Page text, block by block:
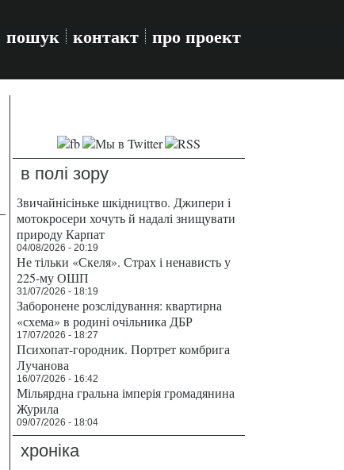
пошук контакт про проект
в полі зору
Звичайнісіньке шкідництво. Джипери і
мотокросери хочуть й надалі знищувати
природу Карпат
04/08/2026 - 20:19
Не тільки «Скеля». Страх і ненависть у
225-му ОШП
31/07/2026 - 18:19
Заборонене розслідування: квартирна
«схема» в родині очільника ДБР
17/07/2026 - 18:27
Психопат-городник. Портрет комбрига
Лучанова
16/07/2026 - 16:42
Мільярдна гральна імперія громадянина
Журила
09/07/2026 - 18:04
хроніка